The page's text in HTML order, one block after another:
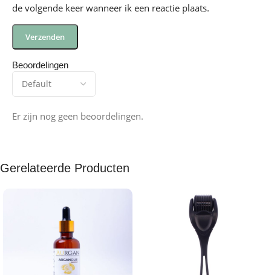
Beoordelingen
Er zijn nog geen beoordelingen.
de volgende keer wanneer ik een reactie plaats.
Gerelateerde Producten